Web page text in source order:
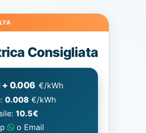
Consigliata
+ 0.006 €/kWh
0.008 €/kWh
10.5€
o Email